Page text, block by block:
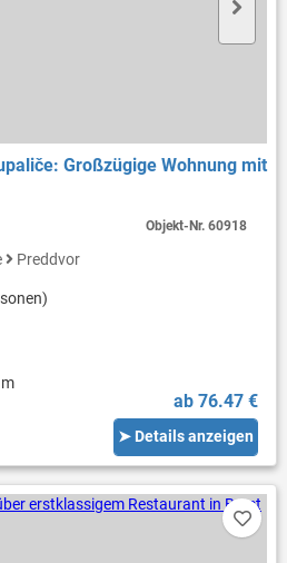
Großzügige Wohnung mit
Preddvor
ab 76.47 €
➤ Details anzeigen
Objekt-Nr.60918